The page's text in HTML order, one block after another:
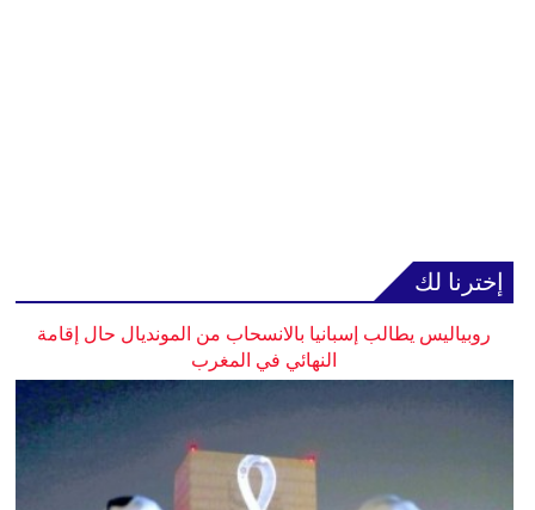
إخترنا لك
روبياليس يطالب إسبانيا بالانسحاب من المونديال حال إقامة
النهائي في المغرب